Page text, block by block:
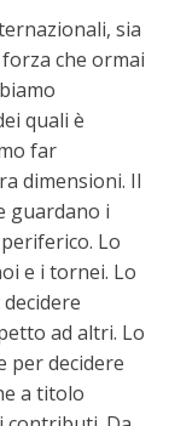
sia
che ormai
quali è
far
dimensioni. Il
guardano i
Lo
e i tornei. Lo
ad altri. Lo
per decidere
a titolo